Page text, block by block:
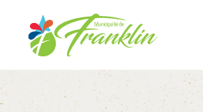
contenu